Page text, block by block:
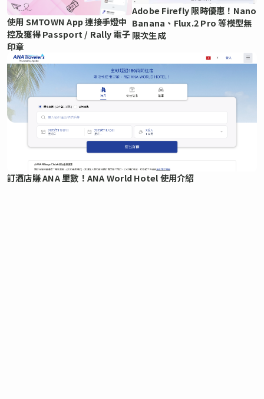
使用 SMTOWN App 連接手燈中
控及獲得 Passport / Rally 電子
印章
Adobe Firefly 限時優惠！Nano
Banana、Flux.2 Pro 等模型無
限次生成
訂酒店賺 ANA 里數！ANA World Hotel 使用介紹